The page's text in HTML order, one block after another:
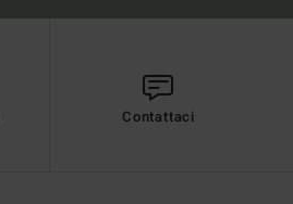
Contattaci